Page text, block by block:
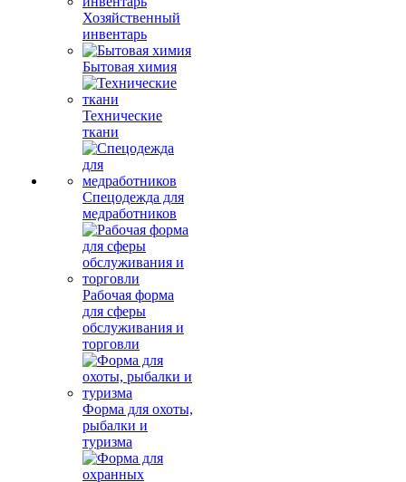
Хозяйственный
инвентарь
Бытовая химия
Технические
ткани
Спецодежда для
медработников
Рабочая форма
для сферы
обслуживания и
торговли
Форма для охоты,
рыбалки и
туризма